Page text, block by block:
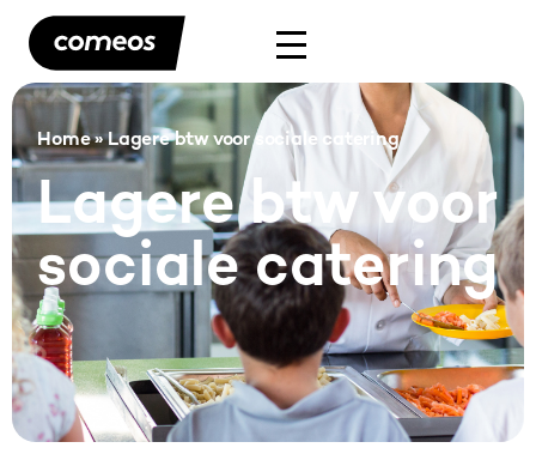
Home»Lagere btw voor sociale catering
Lagere btw voor
sociale catering